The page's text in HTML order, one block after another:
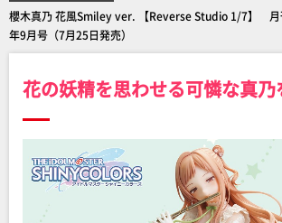
櫻木真乃 花風Smiley ver. 【Reverse Studio 1/7】 月
年9月号（7月25日発売）
花の妖精を思わせる可憐な真乃